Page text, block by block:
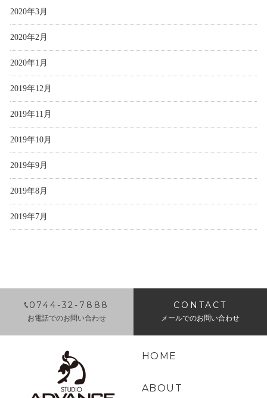
2020年3月
2020年2月
2020年1月
2019年12月
2019年11月
2019年10月
2019年9月
2019年8月
2019年7月
0744-32-7888
お電話でのお問い合わせ
CONTACT
メールでのお問い合わせ
HOME
ABOUT